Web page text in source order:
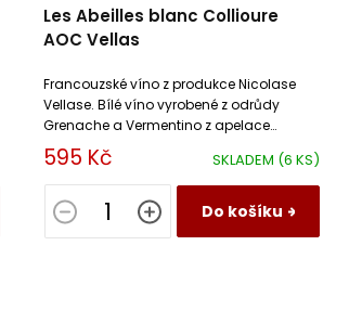
Les Abeilles blanc Collioure
AOC Vellas
SKLADEM (6 KS)
595 Kč
Do košíku
Francouzské víno z produkce Nicolase
Vellase. Bílé víno vyrobené z odrůdy
Grenache a Vermentino z apelace
Collioure v jižní Francii.